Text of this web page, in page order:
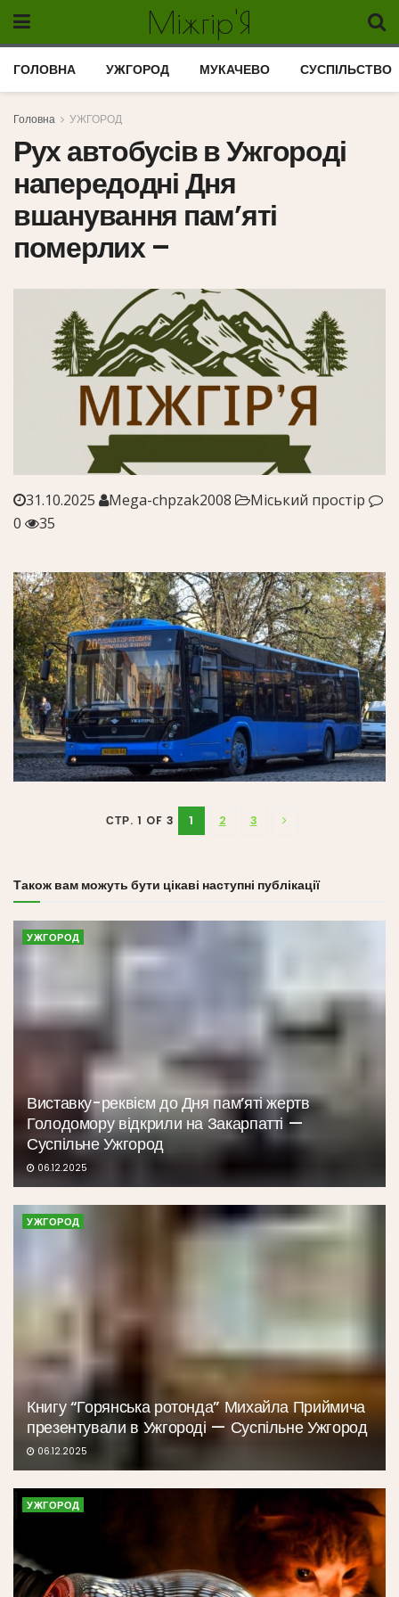
Міжгір'Я
ГОЛОВНА УЖГОРОД МУКАЧЕВО СУСПІЛЬСТВО
Головна УЖГОРОД
Рух автобусів в Ужгороді
напередодні Дня
вшанування пам’яті
померлих –
31.10.2025 Mega-chpzak2008
Міський простір
0
35
СТР. 1 OF 3 1 2 3
Також вам можуть бути цікаві наступні публікації
УЖГОРОД
Виставку-реквієм до Дня пам’яті жертв
Голодомору відкрили на Закарпатті —
Суспільне Ужгород
06.12.2025
УЖГОРОД
Книгу “Горянська ротонда” Михайла Приймича
презентували в Ужгороді — Суспільне Ужгород
06.12.2025
УЖГОРОД